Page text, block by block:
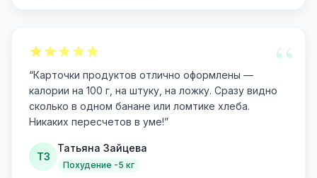
“
“Карточки продуктов отлично оформлены —
калории на 100 г, на штуку, на ложку. Сразу видно
сколько в одном банане или ломтике хлеба.
Никаких пересчетов в уме!”
ТЗ
Татьяна Зайцева
Похудение -5 кг